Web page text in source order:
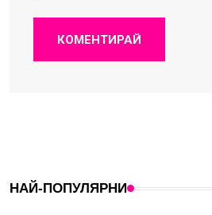
КОМЕНТИРАЙ
НАЙ-ПОПУЛЯРНИ